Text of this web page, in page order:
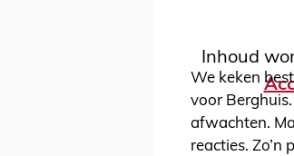
Inhoud
We keken
voor
afwachten.
reacties.